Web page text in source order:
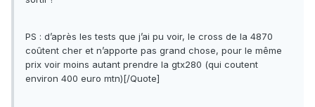
PS : d’après les tests que j’ai pu voir, le cross de la 4870
coûtent cher et n’apporte pas grand chose, pour le même
prix voir moins autant prendre la gtx280 (qui coutent
environ 400 euro mtn)[/Quote]